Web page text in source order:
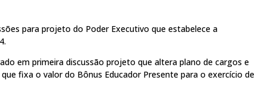
para projeto do Poder Executivo que estabelece a
em primeira discussão projeto que altera plano de cargos e
fixa o valor do Bônus Educador Presente para o exercício de